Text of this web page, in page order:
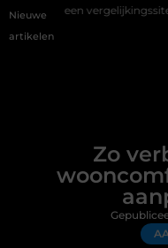
Nieuwe
artikelen
Schenking
Zo